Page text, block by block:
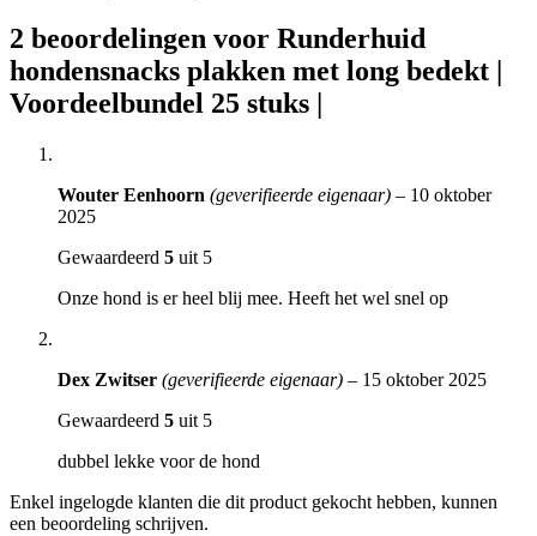
2 beoordelingen voor Runderhuid
hondensnacks plakken met long bedekt |
Voordeelbundel 25 stuks |
Wouter Eenhoorn (geverifieerde eigenaar) – 10 oktober
2025
Gewaardeerd 5 uit 5
Onze hond is er heel blij mee. Heeft het wel snel op
Dex Zwitser (geverifieerde eigenaar) – 15 oktober 2025
Gewaardeerd 5 uit 5
dubbel lekke voor de hond
Enkel ingelogde klanten die dit product gekocht hebben, kunnen
een beoordeling schrijven.